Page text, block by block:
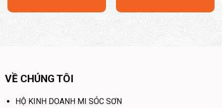
dụng, nó thu gọn để tiết kiệm không gian; khi cần, chỉ một thao
nằm thoải mái. Sự linh hoạt này không chỉ giúp tối đa hóa diện
VỀ CHÚNG TÔI
HỘ KINH DOANH MI SÓC SƠN